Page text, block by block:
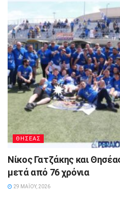
ΘΗΣΕΑΣ
Νίκος Γατζάκης και
μετά από 76 χρόνια
29 ΜΑΪ́ΟΥ, 2026